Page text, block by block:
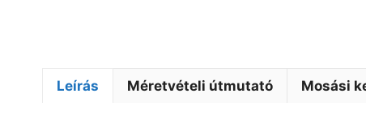
Leírás Méretvételi útmutató Mosási